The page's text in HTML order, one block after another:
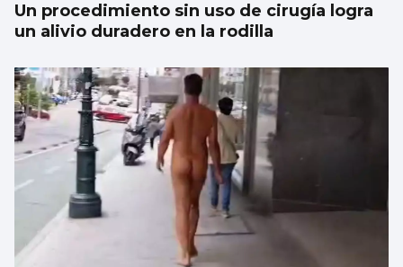
Un procedimiento sin uso de cirugía logra
un alivio duradero en la rodilla